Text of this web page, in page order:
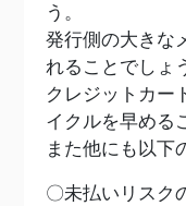
う。
発行側の大きな
れることでしょ
クレジットカー
イクルを早める
また他にも以下
〇未払いリスク